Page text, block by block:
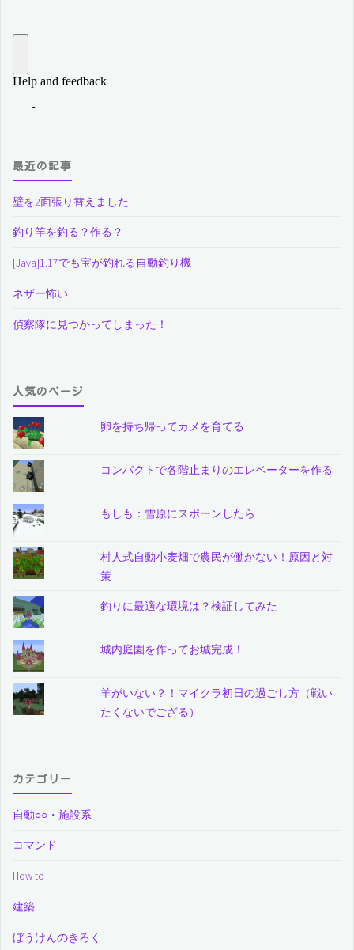
最近の記事
壁を2面張り替えました
釣り竿を釣る？作る？
[Java]1.17でも宝が釣れる自動釣り機
ネザー怖い…
偵察隊に見つかってしまった！
人気のページ
卵を持ち帰ってカメを育てる
コンパクトで各階止まりのエレベーターを作る
もしも：雪原にスポーンしたら
村人式自動小麦畑で農民が働かない！原因と対
策
釣りに最適な環境は？検証してみた
城内庭園を作ってお城完成！
羊がいない？！マイクラ初日の過ごし方（戦い
たくないでござる）
カテゴリー
自動○○・施設系
コマンド
How to
建築
ぼうけんのきろく